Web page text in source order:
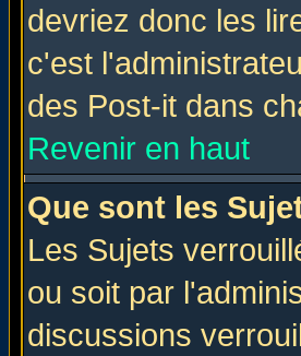
devriez donc les
c'est
des Post-it dans
Revenir en haut
Que sont les
Les Sujets
ou soit par
discussions